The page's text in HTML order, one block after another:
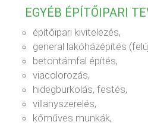
EGYÉB ÉPÍTŐIPARI
építőipari kivitelezés,
general lakóházépítés
betontámfal építés,
viacolorozás,
hidegburkolás, festés,
villanyszerelés,
kőműves munkák,